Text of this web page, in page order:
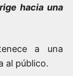
hacia una
a una
al público.